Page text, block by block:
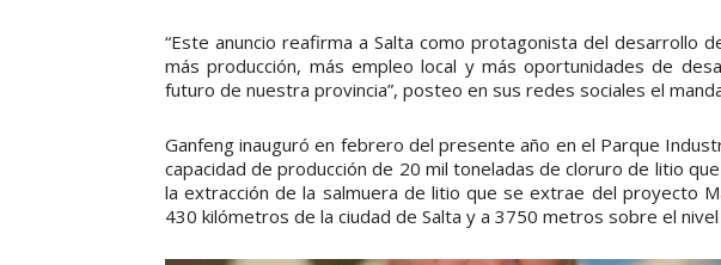
“Este anuncio reafirma a Salta como protagonista del desarrollo
más producción, más empleo local y más oportunidades de
futuro de nuestra provincia”, posteo en sus redes sociales el
Ganfeng inauguró en febrero del presente año en el Parque
capacidad de producción de 20 mil toneladas de cloruro de litio
la extracción de la salmuera de litio que se extrae del proyecto
430 kilómetros de la ciudad de Salta y a 3750 metros sobre el